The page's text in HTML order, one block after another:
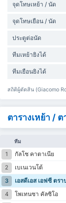
จุดโทษเหย้า / นัด
จุดโทษเยือน / นัด
ประตูต่อนัด
ทีมเหย้ายิงได้
ทีมเยือนยิงได้
สถิติผู้ตัดสิน (Giacomo
ตารางเหย้า / ต
ทีม
1 กัลโช คาตาเนีย
2
เบเนเวนโต้
3
เอสดีเอส เอฟซี ตร
4
โพเทนซา คัลซิโอ